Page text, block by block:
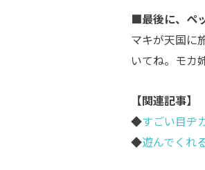
■最後に、ペ
マキが天国に
いてね。モカ
【関連記事】
◆すごい目ヂ
◆遊んでくれ